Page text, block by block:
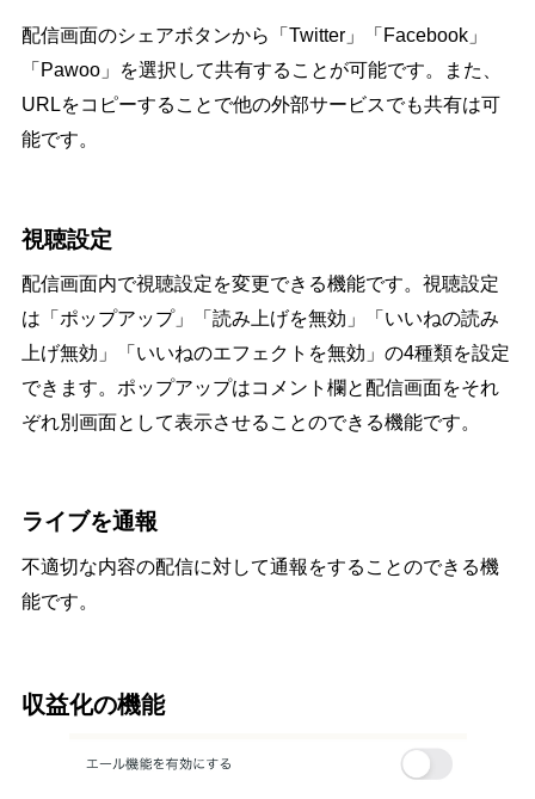
配信画面のシェアボタンから「Twitter」「Facebook」
「Pawoo」を選択して共有することが可能です。また、
URLをコピーすることで他の外部サービスでも共有は可
能です。
視聴設定
配信画面内で視聴設定を変更できる機能です。視聴設定
は「ポップアップ」「読み上げを無効」「いいねの読み
上げ無効」「いいねのエフェクトを無効」の4種類を設定
できます。ポップアップはコメント欄と配信画面をそれ
ぞれ別画面として表示させることのできる機能です。
ライブを通報
不適切な内容の配信に対して通報をすることのできる機
能です。
収益化の機能